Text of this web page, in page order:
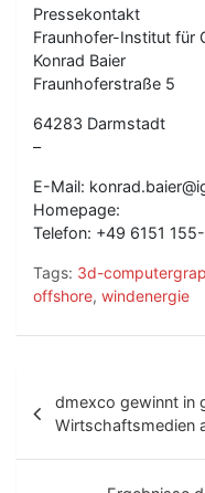
Pressekontakt
Fraunhofer-Institut für
Konrad Baier
Fraunhoferstraße 5
64283 Darmstadt
–
E-Mail:
Homepage:
Telefon: +49 6151
Tags: 3d-
offshore, windenergie
e
i
dmexco gewinnt in
Wirtschaftsmedien